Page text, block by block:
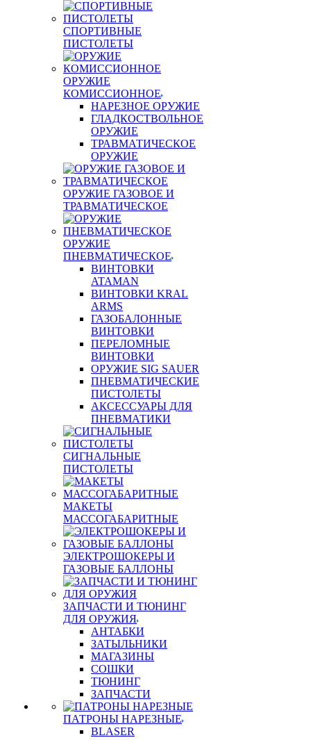
СПОРТИВНЫЕ
ПИСТОЛЕТЫ
ОРУЖИЕ
КОМИССИОННОЕ
НАРЕЗНОЕ ОРУЖИЕ
ГЛАДКОСТВОЛЬНОЕ
ОРУЖИЕ
ТРАВМАТИЧЕСКОЕ
ОРУЖИЕ
ОРУЖИЕ ГАЗОВОЕ И
ТРАВМАТИЧЕСКОЕ
ОРУЖИЕ
ПНЕВМАТИЧЕСКОЕ
ВИНТОВКИ
ATAMAN
ВИНТОВКИ KRAL
ARMS
ГАЗОБАЛОННЫЕ
ВИНТОВКИ
ПЕРЕЛОМНЫЕ
ВИНТОВКИ
ОРУЖИЕ SIG SAUER
ПНЕВМАТИЧЕСКИЕ
ПИСТОЛЕТЫ
АКСЕССУАРЫ ДЛЯ
ПНЕВМАТИКИ
СИГНАЛЬНЫЕ
ПИСТОЛЕТЫ
МАКЕТЫ
МАССОГАБАРИТНЫЕ
ЭЛЕКТРОШОКЕРЫ И
ГАЗОВЫЕ БАЛЛОНЫ
ЗАПЧАСТИ И ТЮНИНГ
ДЛЯ ОРУЖИЯ
АНТАБКИ
ЗАТЫЛЬНИКИ
МАГАЗИНЫ
СОШКИ
ТЮНИНГ
ЗАПЧАСТИ
ПАТРОНЫ НАРЕЗНЫЕ
BLASER